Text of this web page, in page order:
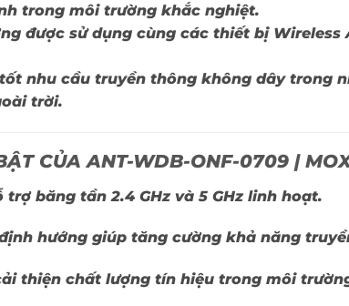
trong môi trường khắc nghiệt.
được sử dụng cùng các thiết bị Wireless
nhu cầu truyền thông không dây trong
trời.
CỦA ANT-WDB-ONF-0709 |
băng tần 2.4 GHz và 5 GHz linh hoạt.
hướng giúp tăng cường khả năng
thiện chất lượng tín hiệu trong môi